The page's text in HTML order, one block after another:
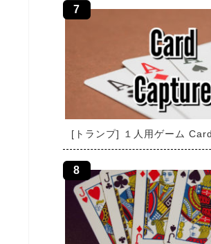
[トランプ] １人用ゲーム